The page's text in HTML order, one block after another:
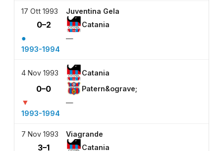
17 Ott 1993 Juventina Gela
0–2 Catania
●
—
1993-1994
4 Nov 1993 Catania
0–0 Patern&ograve;
▼
—
1993-1994
7 Nov 1993 Viagrande
3–1 Catania